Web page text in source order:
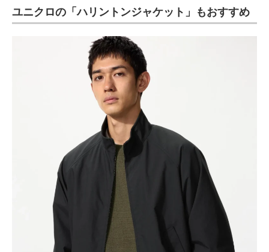
ユニクロの「ハリントンジャケット」もおすすめ